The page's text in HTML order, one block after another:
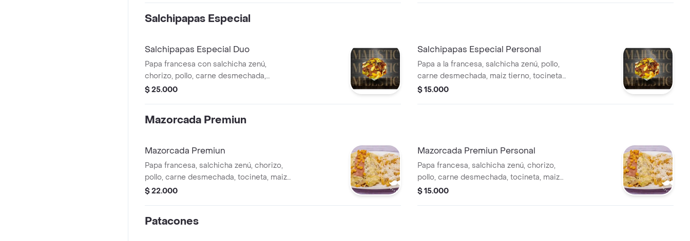
Salchipapas Especial
Salchipapas Especial Duo
Papa francesa con salchicha zenú,
chorizo, pollo, carne desmechada,
tocineta y maíz tierno.
$ 25.000
Salchipapas Especial Personal
Papa a la francesa, salchicha zenú, pollo,
carne desmechada, maiz tierno, tocineta,
chorizo, queso doble crema
$ 15.000
Mazorcada Premiun
Mazorcada Premiun
Papa francesa, salchicha zenú, chorizo,
pollo, carne desmechada, tocineta, maiz
tierno, queso doble crema.
$ 22.000
Mazorcada Premiun Personal
Papa francesa, salchicha zenú, chorizo,
pollo, carne desmechada, tocineta, maiz
tierno, queso doble crema.
$ 15.000
Patacones